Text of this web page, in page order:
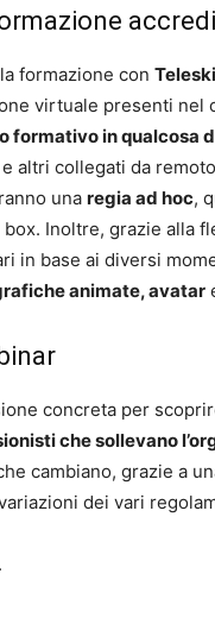
formazione con
virtuale presenti nel
formativo in qualcosa
altri collegati da
una regia ad hoc,
Inoltre, grazie alla
in base ai diversi
animate, avatar
concreta per
che sollevano
cambiano, grazie a
dei vari
.